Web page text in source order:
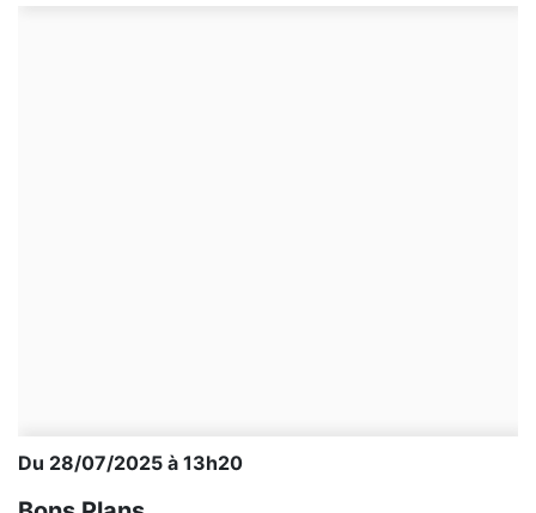
Du 28/07/2025 à 13h20